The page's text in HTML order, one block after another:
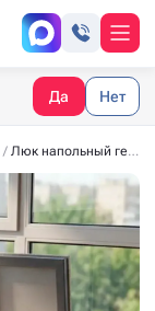
Да Нет
Люк напольный герметичный СТАНДАРТ-М 600x700